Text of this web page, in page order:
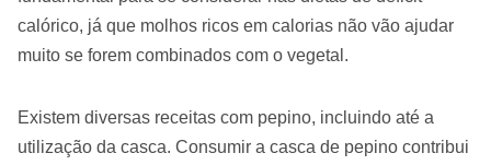
calórico, já que molhos ricos em calorias não vão ajudar
muito se forem combinados com o vegetal.
Existem diversas receitas com pepino, incluindo até a
utilização da casca. Consumir a casca de pepino contribui